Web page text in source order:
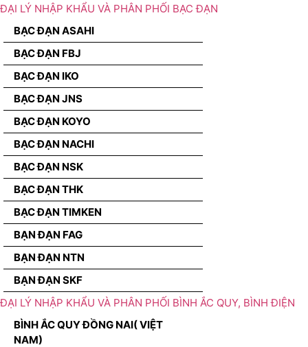
ĐẠI LÝ NHẬP KHẨU VÀ PHÂN PHỐI BẠC ĐẠN
BẠC ĐẠN ASAHI
BẠC ĐẠN FBJ
BẠC ĐẠN IKO
BẠC ĐẠN JNS
BẠC ĐẠN KOYO
BẠC ĐẠN NACHI
BẠC ĐẠN NSK
BẠC ĐẠN THK
BẠC ĐẠN TIMKEN
BẠN ĐẠN FAG
BẠN ĐẠN NTN
BẠN ĐẠN SKF
ĐẠI LÝ NHẬP KHẨU VÀ PHÂN PHỐI BÌNH ẮC QUY, BÌNH ĐIỆN
BÌNH ẮC QUY ĐỒNG NAI( VIỆT
NAM)